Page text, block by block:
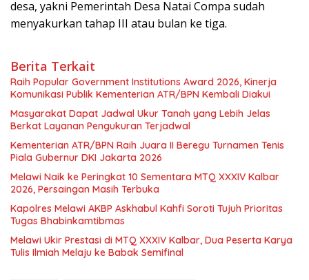
desa, yakni Pemerintah Desa Natai Compa sudah
menyakurkan tahap III atau bulan ke tiga.
Berita Terkait
Raih Popular Government Institutions Award 2026, Kinerja
Komunikasi Publik Kementerian ATR/BPN Kembali Diakui
Masyarakat Dapat Jadwal Ukur Tanah yang Lebih Jelas
Berkat Layanan Pengukuran Terjadwal
Kementerian ATR/BPN Raih Juara II Beregu Turnamen Tenis
Piala Gubernur DKI Jakarta 2026
Melawi Naik ke Peringkat 10 Sementara MTQ XXXIV Kalbar
2026, Persaingan Masih Terbuka
Kapolres Melawi AKBP Askhabul Kahfi Soroti Tujuh Prioritas
Tugas Bhabinkamtibmas
Melawi Ukir Prestasi di MTQ XXXIV Kalbar, Dua Peserta Karya
Tulis Ilmiah Melaju ke Babak Semifinal